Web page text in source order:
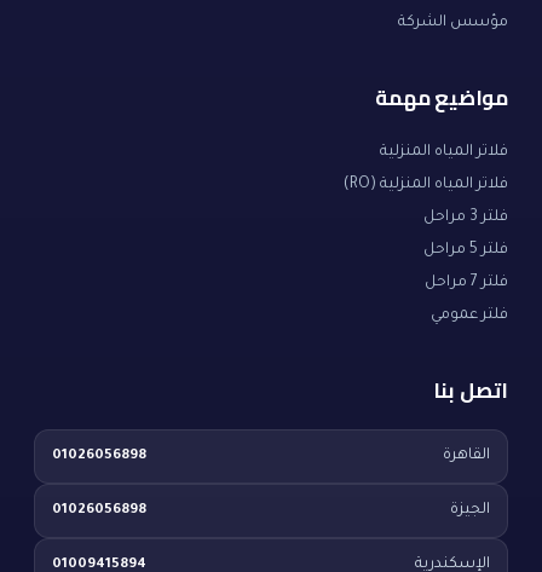
مؤسس الشركة
مواضيع مهمة
فلاتر المياه المنزلية
فلاتر المياه المنزلية (RO)
فلتر 3 مراحل
فلتر 5 مراحل
فلتر 7 مراحل
فلتر عمومي
اتصل بنا
القاهرة 01026056898
الجيزة 01026056898
الإسكندرية 01009415894